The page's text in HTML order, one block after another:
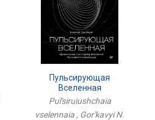
Пульсирующая
Вселенная
Pul'siruiushchaia
vselennaia , Gor'kavyi N.